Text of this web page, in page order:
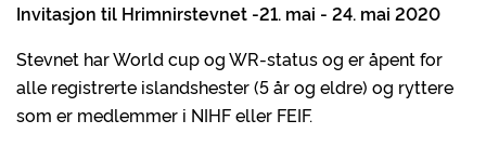
Invitasjon til Hrimnirstevnet -21. mai - 24. mai 2020
Stevnet har World cup og WR-status og er åpent for
alle registrerte islandshester (5 år og eldre) og ryttere
som er medlemmer i NIHF eller FEIF.